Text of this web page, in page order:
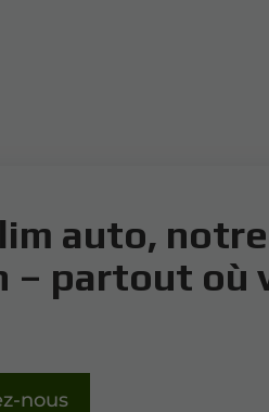
auto, notre
– partout où
nous